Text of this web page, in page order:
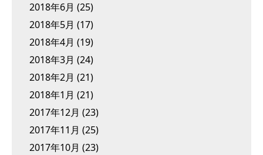
2018年6月 (25)
2018年5月 (17)
2018年4月 (19)
2018年3月 (24)
2018年2月 (21)
2018年1月 (21)
2017年12月 (23)
2017年11月 (25)
2017年10月 (23)